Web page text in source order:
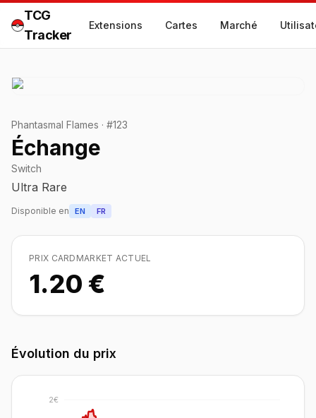
TCG
Tracker
Extensions Cartes Marché
Phantasmal Flames · #123
Échange
Switch
Ultra Rare
Disponible en EN FR
PRIX CARDMARKET ACTUEL
1.20 €
Évolution du prix
2€